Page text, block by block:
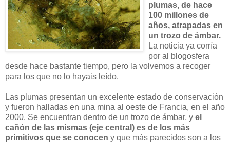
plumas, de hace
100 millones de
años, atrapadas en
un trozo de ámbar.
La noticia ya corría
por al blogosfera
desde hace bastante tiempo, pero la volvemos a recoger
para los que no lo hayais leído.
Las plumas presentan un excelente estado de conservación
y fueron halladas en una mina al oeste de Francia, en el año
2000. Se encuentran dentro de un trozo de ámbar, y el
cañón de las mismas (eje central) es de los más
primitivos que se conocen y que más parecidos son a los